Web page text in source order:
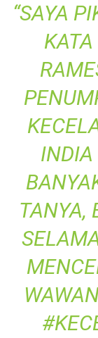
“SAYA
INDIA
TANYA,